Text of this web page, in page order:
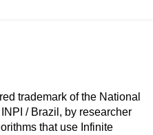
trademark of the National
/ Brazil, by researcher
that use Infinite